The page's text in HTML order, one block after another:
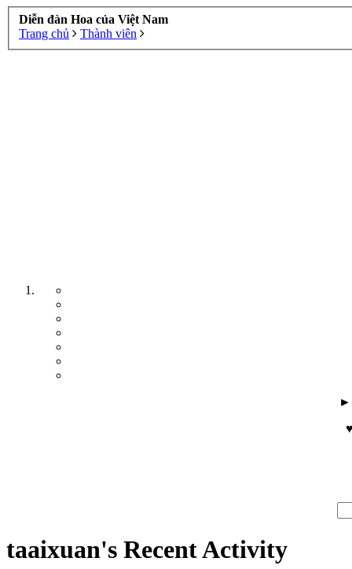
Diễn đàn Hoa của Việt Nam
Trang chủ
Thành viên
►
taaixuan's Recent Activity